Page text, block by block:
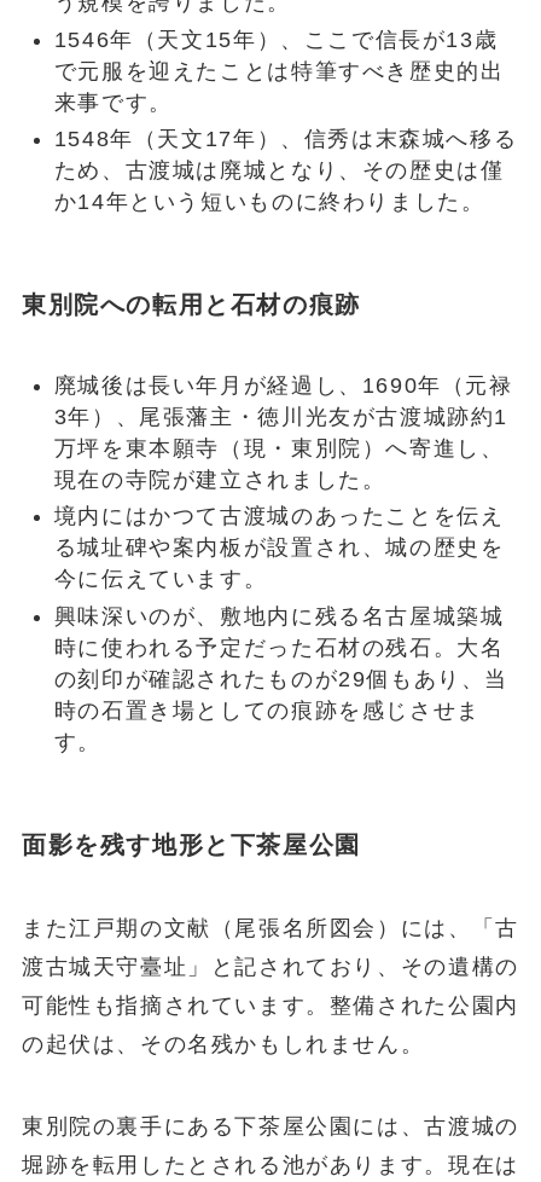
1546年（天文15年）、ここで信長が13歳
で元服を迎えたことは特筆すべき歴史的出
来事です。
1548年（天文17年）、信秀は末森城へ移る
ため、古渡城は廃城となり、その歴史は僅
か14年という短いものに終わりました。
東別院への転用と石材の痕跡
廃城後は長い年月が経過し、1690年（元禄
3年）、尾張藩主・徳川光友が古渡城跡約1
万坪を東本願寺（現・東別院）へ寄進し、
現在の寺院が建立されました。
境内にはかつて古渡城のあったことを伝え
る城址碑や案内板が設置され、城の歴史を
今に伝えています。
興味深いのが、敷地内に残る名古屋城築城
時に使われる予定だった石材の残石。大名
の刻印が確認されたものが29個もあり、当
時の石置き場としての痕跡を感じさせま
す。
面影を残す地形と下茶屋公園
また江戸期の文献（尾張名所図会）には、「古
渡古城天守臺址」と記されており、その遺構の
可能性も指摘されています。整備された公園内
の起伏は、その名残かもしれません。
東別院の裏手にある下茶屋公園には、古渡城の
堀跡を転用したとされる池があります。現在は